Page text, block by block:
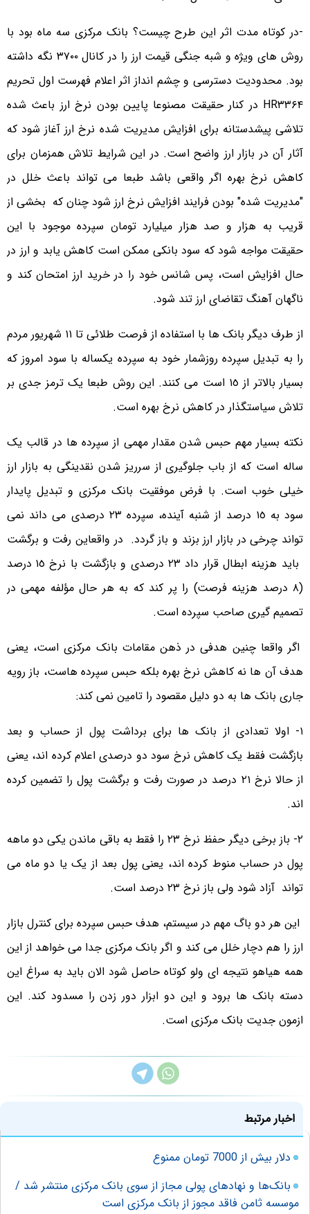
-در کوتاه مدت اثر این طرح چیست؟ بانک مرکزی سه ماه بود با
روش های ویژه و شبه جنگی قیمت ارز را در کانال ٣٧٠٠ نگه داشته
بود. محدودیت دسترسی و چشم انداز اثر اعلام فهرست اول تحریم
HR۳۳۶۴ در کنار حقیقت مصنوعا پایین بودن نرخ ارز باعث شده
تلاشی پیشدستانه برای افزایش مدیریت شده نرخ ارز آغاز شود که
آثار آن در بازار ارز واضح است. در این شرایط تلاش همزمان برای
کاهش نرخ بهره اگر واقعی باشد طبعا می تواند باعث خلل در
"مدیریت شده" بودن فرایند افزایش نرخ ارز شود چنان که بخشی از
قریب به هزار و صد هزار میلیارد تومان سپرده موجود با این
حقیقت مواجه شود که سود بانکی ممکن است کاهش یابد و ارز در
حال افزایش است، پس شانس خود را در خرید ارز امتحان کند و
ناگهان آهنگ تقاضای ارز تند شود.
از طرف دیگر بانک ها با استفاده از فرصت طلائی تا ١١ شهریور مردم
را به تبدیل سپرده روزشمار خود به سپرده یکساله با سود امروز که
بسیار بالاتر از ١٥ است می کنند. این روش طبعا یک ترمز جدی بر
تلاش سیاستگذار در کاهش نرخ بهره است.
نکته بسیار مهم حبس شدن مقدار مهمی از سپرده ها در قالب یک
ساله است که از باب جلوگیری از سرریز شدن نقدینگی به بازار ارز
خیلی خوب است. با فرض موفقیت بانک مرکزی و تبدیل پایدار
سود به ١٥ درصد از شنبه آینده، سپرده ٢٣ درصدی می داند نمی
تواند چرخی در بازار ارز بزند و باز گردد. در واقعاین رفت و برگشت
باید هزینه ابطال قرار داد ٢٣ درصدی و بازگشت با نرخ ١٥ درصد
(٨ درصد هزینه فرصت) را پر کند که به هر حال مؤلفه مهمی در
تصمیم گیری صاحب سپرده است.
اگر واقعا چنین هدفی در ذهن مقامات بانک مرکزی است، یعنی
هدف آن ها نه کاهش نرخ بهره بلکه حبس سپرده هاست، باز رویه
جاری بانک ها به دو دلیل مقصود را تامین نمی کند:
۱- اولا تعدادی از بانک ها برای برداشت پول از حساب و بعد
بازگشت فقط یک کاهش نرخ سود دو درصدی اعلام کرده اند، یعنی
از حالا نرخ ٢١ درصد در صورت رفت و برگشت پول را تضمین کرده
اند.
۲- باز برخی دیگر حفظ نرخ ٢٣ را فقط به باقی ماندن یکی دو ماهه
پول در حساب منوط کرده اند، یعنی پول بعد از یک یا دو ماه می
تواند آزاد شود ولی باز نرخ ٢٣ درصد است.
این هر دو باگ مهم در سیستم، هدف حبس سپرده برای کنترل بازار
ارز را هم دچار خلل می کند و اگر بانک مرکزی جدا می خواهد از این
همه هیاهو نتیجه ای ولو کوتاه حاصل شود الان باید به سراغ این
دسته بانک ها برود و این دو ابزار دور زدن را مسدود کند. این
ازمون جدیت بانک مرکزی است.
اخبار مرتبط
دلار بیش از 7000 تومان ممنوع
بانک‌ها و نهادهای پولی مجاز از سوی بانک مرکزی منتشر شد /
موسسه ثامن فاقد مجوز از بانک مرکزی است